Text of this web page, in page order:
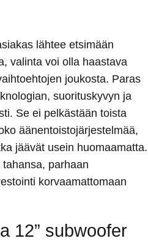
lähtee etsimään
valinta voi olla haastava
joukosta. Paras
suorituskyvyn ja
Se ei pelkästään toista
äänentoistojärjestelmää,
jäävät usein huomaamatta.
parhaan
korvaamattomaan
12” subwoofer